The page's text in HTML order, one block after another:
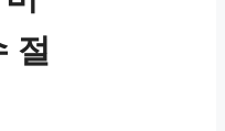
절